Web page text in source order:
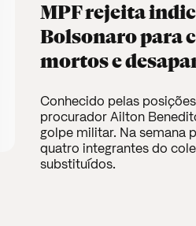
MPF rejeita
Bolsonaro para
mortos e
Conhecido pelas
procurador Ailton
golpe militar. Na semana
quatro integrantes do
substituídos.